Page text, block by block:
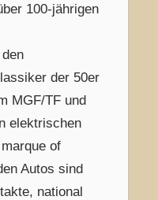
100-jährigen
der 50er
MGF/TF und
elektrischen
of
Autos sind
national